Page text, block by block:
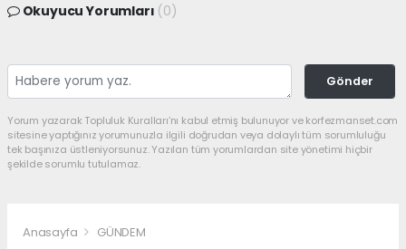
Okuyucu Yorumları (0)
Gönder
Yorum yazarak Topluluk Kuralları’nı kabul etmiş bulunuyor ve korfezmanset.com
sitesine yaptığınız yorumunuzla ilgili doğrudan veya dolaylı tüm sorumluluğu
tek başınıza üstleniyorsunuz. Yazılan tüm yorumlardan site yönetimi hiçbir
şekilde sorumlu tutulamaz.
Anasayfa GÜNDEM